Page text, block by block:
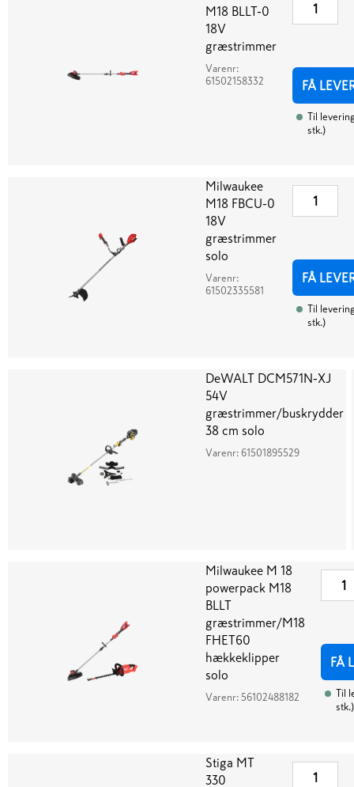
M18 BLLT-0
18V
græstrimmer
Varenr:
61502158332
FÅ
Til
stk.)
Milwaukee
M18 FBCU-0
18V
græstrimmer
solo
Varenr:
61502335581
FÅ
Til
stk.)
DeWALT DCM571N-XJ
54V
græstrimmer/buskrydder
38 cm solo
Varenr: 61501895529
Milwaukee M 18
powerpack M18
BLLT
græstrimmer/M18
FHET60
hækkeklipper
solo
Varenr: 56102488182
FÅ
Til
stk.)
Stiga MT
330